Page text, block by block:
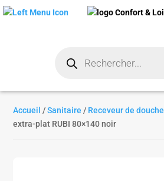
produits
Accueil /Sanitaire / Receveur de douche
extra-plat RUBI 80×140 noir